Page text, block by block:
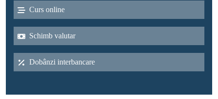
Curs online
Schimb valutar
Dobânzi interbancare